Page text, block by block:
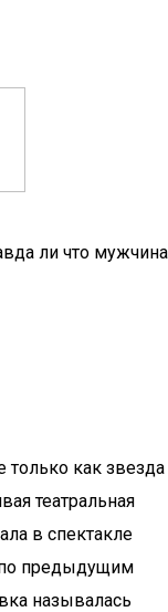
ли что мужчина
только как звезда
театральная
в спектакле
предыдущим
называлась